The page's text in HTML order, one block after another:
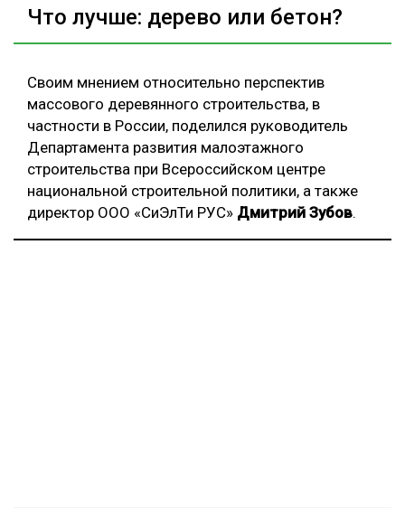
Что лучше: дерево или бетон?
Своим мнением относительно перспектив
массового деревянного строительства, в
частности в России, поделился руководитель
Департамента развития малоэтажного
строительства при Всероссийском центре
национальной строительной политики, а также
директор ООО «СиЭлТи РУС» Дмитрий Зубов.